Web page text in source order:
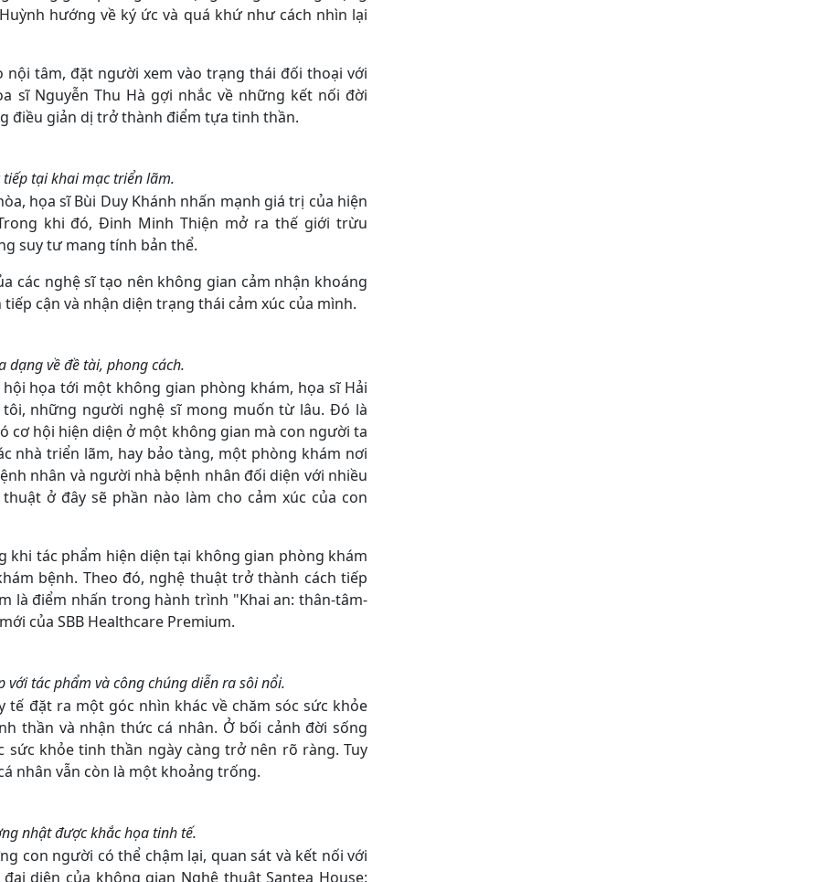
hướng về ký ức và quá khứ như cách nhìn lại
nội tâm, đặt người xem vào trạng thái đối thoại với
sĩ Nguyễn Thu Hà gợi nhắc về những kết nối đời
điều giản dị trở thành điểm tựa tinh thần.
tiếp tại khai mạc triển lãm.
họa sĩ Bùi Duy Khánh nhấn mạnh giá trị của hiện
khi đó, Đinh Minh Thiện mở ra thế giới trừu
suy tư mang tính bản thể.
các nghệ sĩ tạo nên không gian cảm nhận khoáng
cận và nhận diện trạng thái cảm xúc của mình.
dạng về đề tài, phong cách.
họa tới một không gian phòng khám, họa sĩ Hải
những người nghệ sĩ mong muốn từ lâu. Đó là
cơ hội hiện diện ở một không gian mà con người ta
nhà triển lãm, hay bảo tàng, một phòng khám nơi
nhân và người nhà bệnh nhân đối diện với nhiều
ở đây sẽ phần nào làm cho cảm xúc của con
khi tác phẩm hiện diện tại không gian phòng khám
bệnh. Theo đó, nghệ thuật trở thành cách tiếp
là điểm nhấn trong hành trình "Khai an: thân-tâm-
của SBB Healthcare Premium.
tác phẩm và công chúng diễn ra sôi nổi.
đặt ra một góc nhìn khác về chăm sóc sức khỏe
thần và nhận thức cá nhân. Ở bối cảnh đời sống
sức khỏe tinh thần ngày càng trở nên rõ ràng. Tuy
nhân vẫn còn là một khoảng trống.
nhật được khắc họa tinh tế.
con người có thể chậm lại, quan sát và kết nối với
diện của không gian Nghệ thuật Santea House: